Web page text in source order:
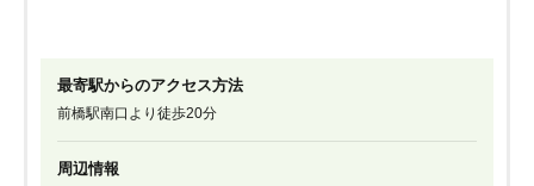
最寄駅からのアクセス方法
前橋駅南口より徒歩20分
周辺情報